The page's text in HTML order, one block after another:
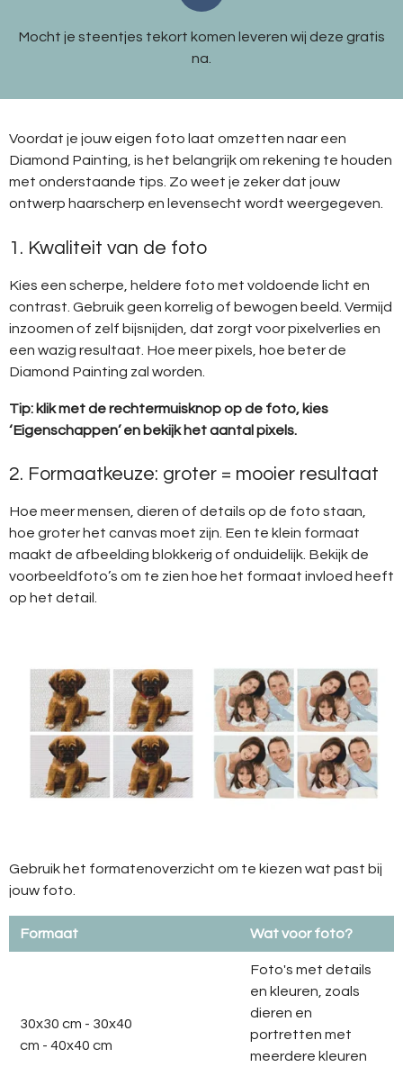
Mocht je steentjes tekort komen leveren wij deze gratis
na.
Voordat je jouw eigen foto laat omzetten naar een
Diamond Painting, is het belangrijk om rekening te houden
met onderstaande tips. Zo weet je zeker dat jouw
ontwerp haarscherp en levensecht wordt weergegeven.
1. Kwaliteit van de foto
Kies een scherpe, heldere foto met voldoende licht en
contrast. Gebruik geen korrelig of bewogen beeld. Vermijd
inzoomen of zelf bijsnijden, dat zorgt voor pixelverlies en
een wazig resultaat. Hoe meer pixels, hoe beter de
Diamond Painting zal worden.
Tip: klik met de rechtermuisknop op de foto, kies
‘Eigenschappen’ en bekijk het aantal pixels.
2. Formaatkeuze: groter = mooier resultaat
Hoe meer mensen, dieren of details op de foto staan,
hoe groter het canvas moet zijn. Een te klein formaat
maakt de afbeelding blokkerig of onduidelijk. Bekijk de
voorbeeldfoto’s om te zien hoe het formaat invloed heeft
op het detail.
Gebruik het formatenoverzicht om te kiezen wat past bij
jouw foto.
Formaat Wat voor foto?
30x30 cm - 30x40
cm - 40x40 cm
Foto's met details
en kleuren, zoals
dieren en
portretten met
meerdere kleuren